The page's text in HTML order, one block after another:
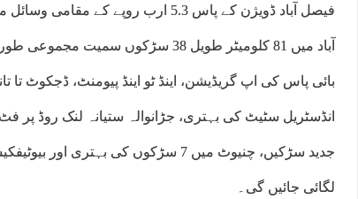
فیصل آباد ڈویژن کے پاس 5.3 ارب روپے
بائی پاس کی اپ گریڈیشن، اینڈ ٹو اینڈ پیومنٹ، ڈجکوٹ تا
انڈسٹریل سٹیٹ کی بہتری، جڑانوالہ ستیانہ لنک روڈ پر
جدید سڑکیں، چنیوٹ میں 7 سڑکوں کی
لگائی جائیں گی۔